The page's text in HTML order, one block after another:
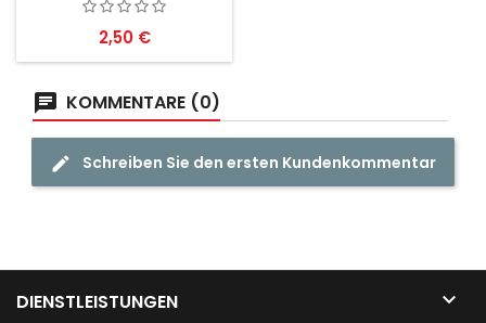
Preis
2,50 €
KOMMENTARE (0)
Schreiben Sie den ersten Kundenkommentar
DIENSTLEISTUNGEN 